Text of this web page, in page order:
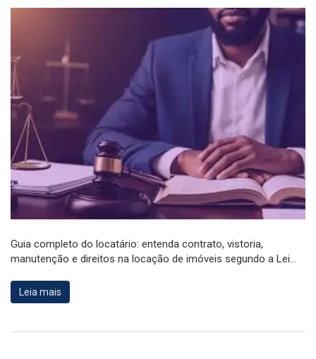
Guia completo do locatário: entenda contrato, vistoria,
manutenção e direitos na locação de imóveis segundo a Lei...
Leia mais